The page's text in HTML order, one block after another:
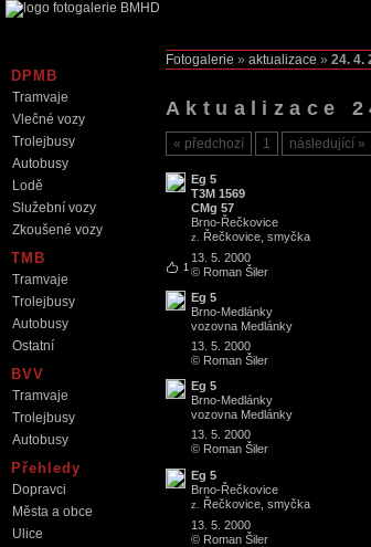
Fotogalerie » aktualizace » 24. 4.
Aktualizace
předchozí 1 následující
1
Eg 5
T3M 1569
CMg 57
Brno-Řečkovice
z. Řečkovice, smyčka
13. 5. 2000
© Roman Šiler
Eg 5
Brno-Medlánky
vozovna Medlánky
13. 5. 2000
© Roman Šiler
Eg 5
Brno-Medlánky
vozovna Medlánky
13. 5. 2000
© Roman Šiler
Eg 5
Brno-Řečkovice
z. Řečkovice, smyčka
13. 5. 2000
© Roman Šiler
DPMB
Tramvaje
Vlečné vozy
Trolejbusy
Autobusy
Lodě
Služební vozy
Zkoušené vozy
TMB
Tramvaje
Trolejbusy
Autobusy
Ostatní
BVV
Tramvaje
Trolejbusy
Autobusy
Přehledy
Dopravci
Města a obce
Ulice